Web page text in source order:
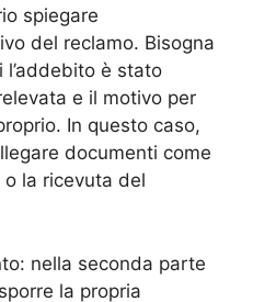
spiegare
del reclamo. Bisogna
è stato
e il motivo per
In questo caso,
documenti come
la ricevuta del
nella seconda parte
la propria